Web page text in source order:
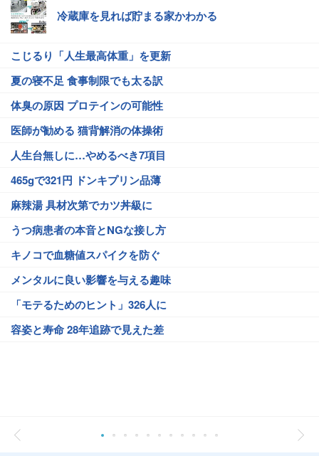
冷蔵庫を見れば貯まる家かわかる
こじるり「人生最高体重」を更新
夏の寝不足 食事制限でも太る訳
体臭の原因 プロテインの可能性
医師が勧める 猫背解消の体操術
人生台無しに…やめるべき7項目
465gで321円 ドンキプリン品薄
麻辣湯 具材次第でカツ丼級に
うつ病患者の本音とNGな接し方
キノコで血糖値スパイクを防ぐ
メンタルに良い影響を与える趣味
「モテるためのヒント」326人に
容姿と寿命 28年追跡で見えた差